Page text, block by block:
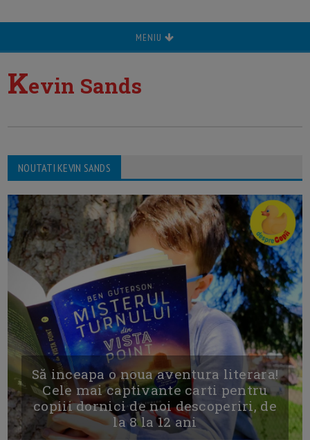
MENIU
Kevin Sands
NOUTATI KEVIN SANDS
Să inceapa o noua aventura literara!
Cele mai captivante carti pentru
copiii dornici de noi descoperiri, de
la 8 la 12 ani